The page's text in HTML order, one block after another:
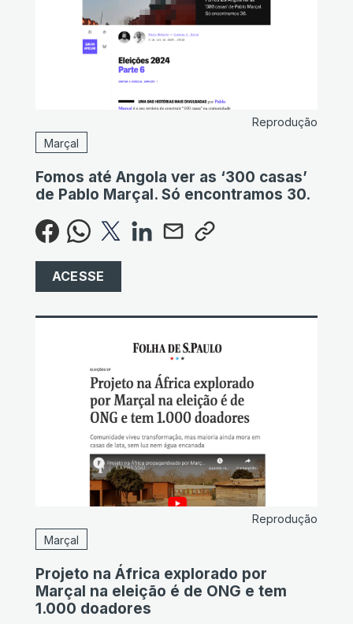
Reprodução
Marçal
Fomos até Angola ver as ‘300 casas’
de Pablo Marçal. Só encontramos 30.
ACESSE
Reprodução
Marçal
Projeto na África explorado por
Marçal na eleição é de ONG e tem
1.000 doadores